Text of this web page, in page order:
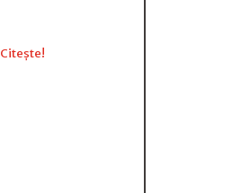
Citește!